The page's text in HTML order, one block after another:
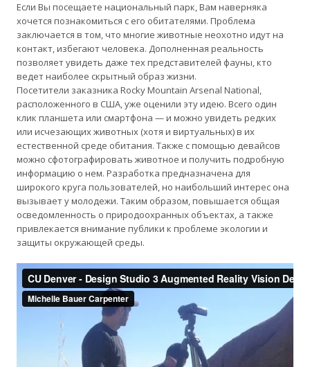
Если Вы посещаете национальный парк, Вам наверняка
хочется познакомиться с его обитателями. Проблема
заключается в том, что многие животные неохотно идут на
контакт, избегают человека. Дополненная реальность
позволяет увидеть даже тех представителей фауны, кто
ведет наиболее скрытный образ жизни.
Посетители заказника Rocky Mountain Arsenal National,
расположенного в США, уже оценили эту идею. Всего один
клик планшета или смартфона — и можно увидеть редких
или исчезающих животных (хотя и виртуальных) в их
естественной среде обитания. Также с помощью девайсов
можно сфотографировать животное и получить подробную
информацию о нем. Разработка предназначена для
широкого круга пользователей, но наибольший интерес она
вызывает у молодежи. Таким образом, повышается общая
осведомленность о природоохранных объектах, а также
привлекается внимание публики к проблеме экологии и
защиты окружающей среды.